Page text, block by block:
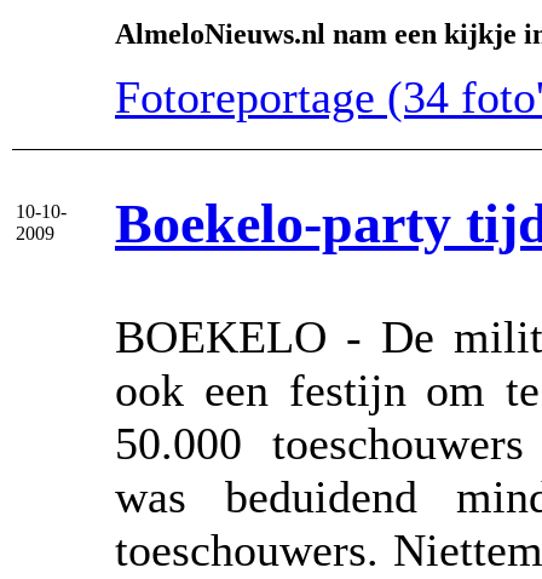
AlmeloNieuws.nl nam een kijkje
Fotoreportage (34
10-10-
2009
Boekelo-party
BOEKELO - De
ook een festijn om
50.000
was beduidend
toeschouwers.